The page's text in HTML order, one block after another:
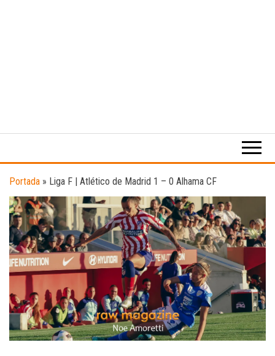
digital
el
la
música.
Portada » Liga F | Atlético de Madrid 1 – 0 Alhama CF